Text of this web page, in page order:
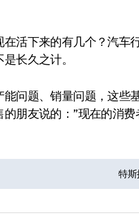
活下来的有几个？汽车
长久之计。
问题、销量问题，这些
朋友说的：”现在的消
特